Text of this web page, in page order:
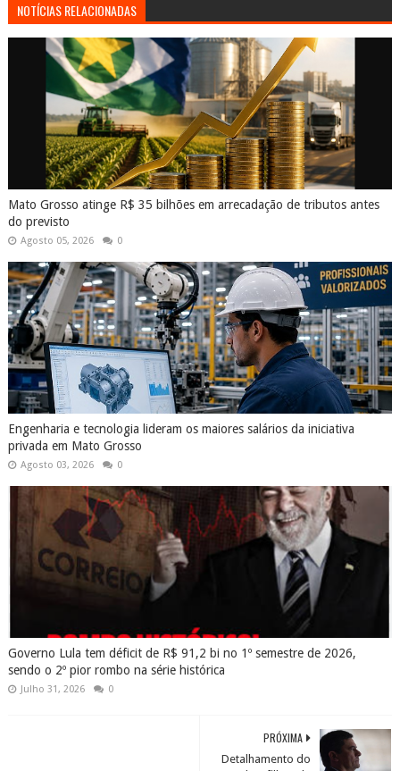
NOTÍCIAS RELACIONADAS
Mato Grosso atinge R$ 35 bilhões em arrecadação de tributos antes
do previsto
Agosto 05, 2026 0
Engenharia e tecnologia lideram os maiores salários da iniciativa
privada em Mato Grosso
Agosto 03, 2026 0
Governo Lula tem déficit de R$ 91,2 bi no 1º semestre de 2026,
sendo o 2º pior rombo na série histórica
Julho 31, 2026 0
PRÓXIMA
Detalhamento do